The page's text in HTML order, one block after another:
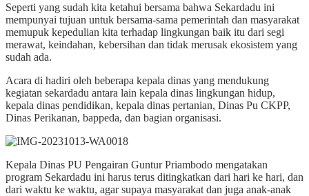
Seperti yang sudah kita ketahui bersama bahwa Sekardadu ini
mempunyai tujuan untuk bersama-sama pemerintah dan masyarakat
memupuk kepedulian kita terhadap lingkungan baik itu dari segi
merawat, keindahan, kebersihan dan tidak merusak ekosistem yang
sudah ada.
Acara di hadiri oleh beberapa kepala dinas yang mendukung
kegiatan sekardadu antara lain kepala dinas lingkungan hidup,
kepala dinas pendidikan, kepala dinas pertanian, Dinas Pu CKPP,
Dinas Perikanan, bappeda, dan bagian organisasi.
Kepala Dinas PU Pengairan Guntur Priambodo mengatakan
program Sekardadu ini harus terus ditingkatkan dari hari ke hari, dan
dari waktu ke waktu, agar supaya masyarakat dan juga anak-anak